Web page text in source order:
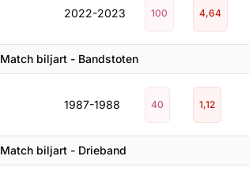
2022-2023 100 4,64
Match biljart - Bandstoten
1987-1988 40 1,12
Match biljart - Drieband